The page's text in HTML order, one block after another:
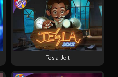
Tesla Jolt